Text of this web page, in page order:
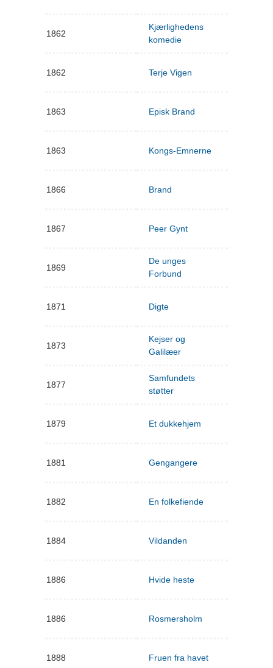
1862
Kjærlighedens
komedie
1862 Terje Vigen
1863 Episk Brand
1863 Kongs-Emnerne
1866 Brand
1867 Peer Gynt
1869
De unges
Forbund
1871 Digte
1873
Kejser og
Galilæer
1877
Samfundets
støtter
1879 Et dukkehjem
1881 Gengangere
1882 En folkefiende
1884 Vildanden
1886 Hvide heste
1886 Rosmersholm
1888 Fruen fra havet